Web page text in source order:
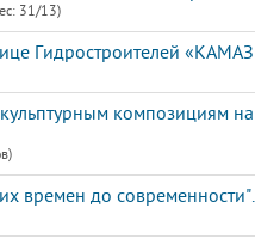
31/13)
Гидростроителей
композициям
времен до современности".